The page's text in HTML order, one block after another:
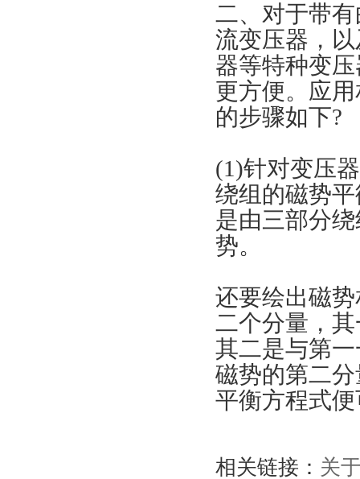
二、 对于带
流变压器，
器等特种变
更方便。应
的步骤如下?
(1)针对变压
绕组的磁势
是由三部分
势。
还要绘出磁
二个分量，
其二是与第
磁势的第二
平衡方程式
相关链接： 关